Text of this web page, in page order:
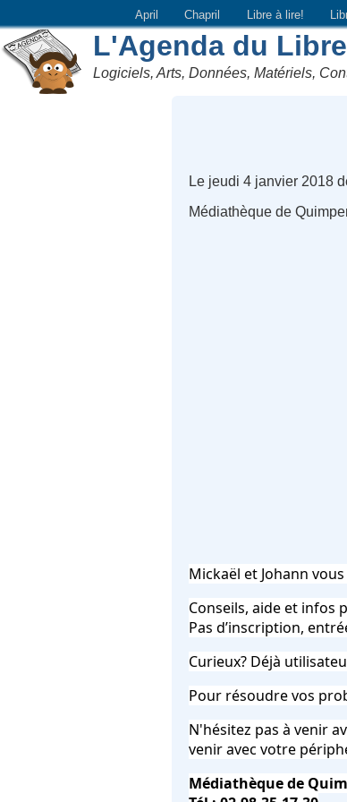
April Chapril Libre à lire!
L'Agenda du Libre
Logiciels, Arts, Données, Matériels,
Le jeudi 4 janvier 2018
Médiathèque de
Mickaël et Johann
Conseils, aide et infos
Pas d’inscription,
Curieux? Déjà
Pour résoudre vos
N'hésitez pas à venir
venir avec votre
Médiathèque de